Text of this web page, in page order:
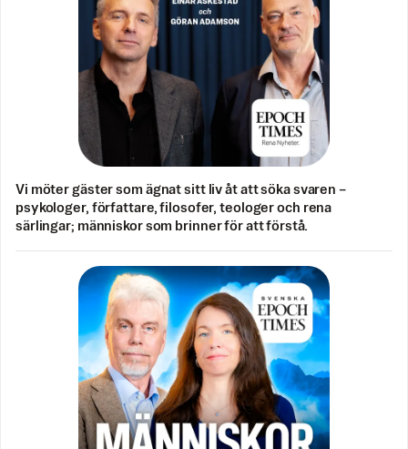
Vi möter gäster som ägnat sitt liv åt att söka svaren –
psykologer, författare, filosofer, teologer och rena
särlingar; människor som brinner för att förstå.